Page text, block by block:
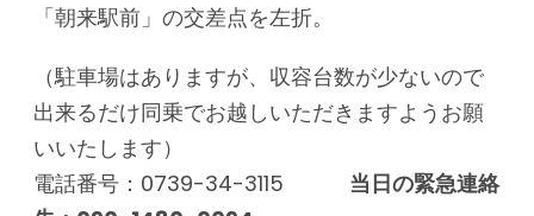
「朝来駅前」の交差点を左折。
（駐車場はありますが、収容台数が少ないので
出来るだけ同乗でお越しいただきますようお願
いいたします）
電話番号：0739-34-3115 当日の緊急連絡